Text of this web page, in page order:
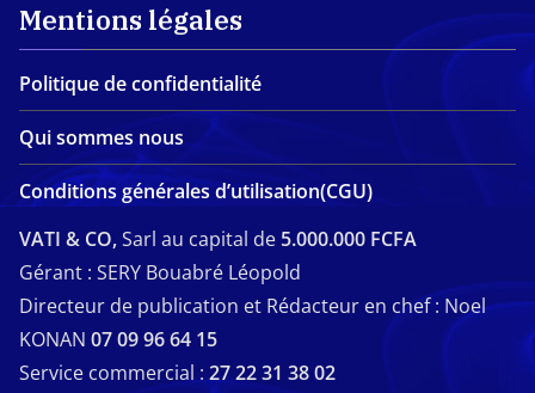
Mentions légales
Politique de confidentialité
Qui sommes nous
Conditions générales d’utilisation(CGU)
VATI & CO,Sarl au capital de 5.000.000 FCFA
Gérant : SERY Bouabré Léopold
Directeur de publication et Rédacteur en chef : Noel
KONAN 07 09 96 64 15
Service commercial : 27 22 31 38 02